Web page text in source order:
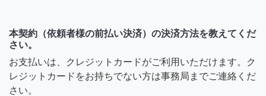
本契約（依頼者様の前払い決済）の決済方法を教えてくだ
さい。
お支払いは、クレジットカードがご利用いただけます。ク
レジットカードをお持ちでない方は事務局までご連絡くだ
さい。